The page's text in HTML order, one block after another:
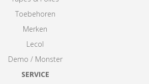
Toebehoren
Merken
Lecol
Demo / Monster
SERVICE